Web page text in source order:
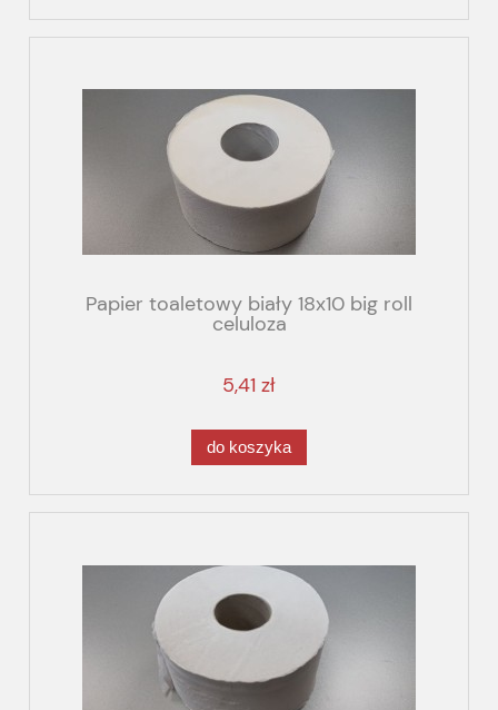
Papier toaletowy biały 18x10 big roll
celuloza
5,41 zł
do koszyka